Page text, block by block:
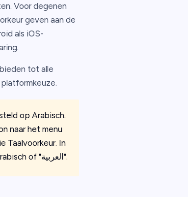
Voor degenen
geven aan de
als iOS-
tot alle
op Arabisch.
naar het menu
Taalvoorkeur. In
dit gedeelte kun je kiezen voor de taal van je voorkeur, waaronder Arabisch of "العربية".